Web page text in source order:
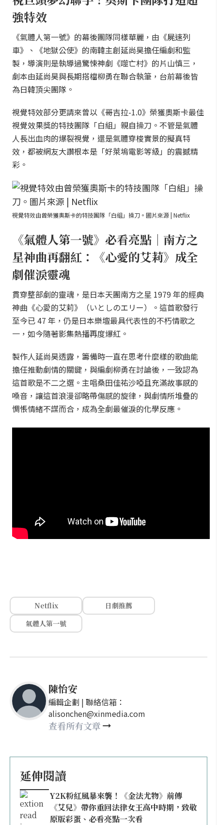
強特效
《氣體人第一號》的幕後團隊同樣華麗，由《屍速列
車》、《地獄公使》的南韓主創延尚昊擔任編劇和監
製，導演則是執導過驚悚神劇《噬亡村》的片山慎三，
劇本由延尚昊與長期搭檔柳勇在聯合執筆，台前幕後皆
為日韓頂尖團隊。
視覺特效部分更請來曾以《哥吉拉-1.0》榮獲奧斯卡最佳
視覺效果獎的特技團隊「白組」親自操刀。不管是氣體
人長出血肉的爆裂視覺，還是氣體穿梭實景的擬真特
效，都被網友大讚根本是「好萊塢電影等級」的震撼精
彩。
視覺特效由曾榮獲奧斯卡的特技團隊「白組」操刀。圖片來源 | Netflix
《氣體人第一號》必看亮點｜南方之
星神曲再翻紅：《心愛的艾莉》成全
劇催淚靈魂
貫穿整部劇的靈魂，是日本天團南方之星 1979 年的經典
神曲《心愛的艾莉》（いとしのエリー）。這首歌發行
至今已 47 年，仍是日本樂壇最具代表性的不朽情歌之
一，如今隨著影集熱播再度爆紅。
製作人延尚昊透露，籌備時一直在思考什麼樣的歌曲能
擔任推動劇情的關鍵，與編劇柳勇在討論後，一致認為
這首歌是不二之選。主唱桑田佳祐沙啞且充滿故事感的
嗓音，讓這首浪漫卻略帶傷感的旋律，與劇情所堆疊的
惆悵情緒不謀而合，成為全劇最催淚的化學反應。
Netflix
日劇推薦
氣體人第一號
陳怡安
編輯企劃 | 聯絡信箱：
alisonchen@xinmedia.com
查看所有文章
延伸閱讀
Y2K粉紅風暴來襲！《金法尤物》前傳
《艾兒》帶你重回法律女王高中時期，致敬
原版彩蛋、必看亮點一次看